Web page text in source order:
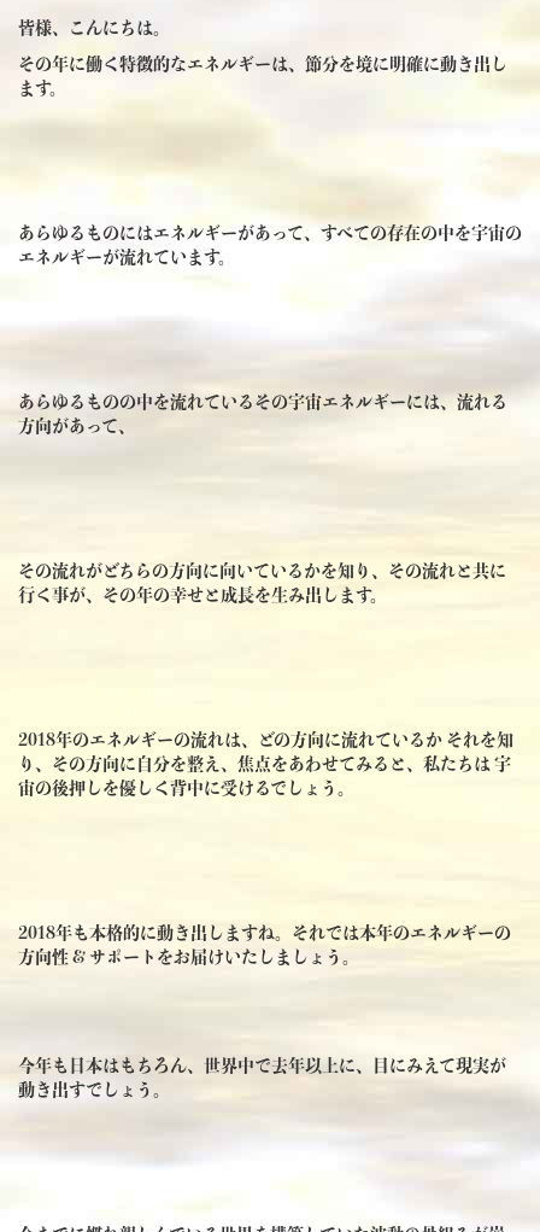
皆様、こんにちは。
その年に働く特徴的なエネルギーは、節分を境に明確に動き出し
ます。
あらゆるものにはエネルギーがあって、すべての存在の中を宇宙の
エネルギーが流れています。
あらゆるものの中を流れているその宇宙エネルギーには、流れる
方向があって、
その流れがどちらの方向に向いているかを知り、その流れと共に
行く事が、その年の幸せと成長を生み出します。
2018年のエネルギーの流れは、どの方向に流れているか それを知
り、その方向に自分を整え、焦点をあわせてみると、私たちは 宇
宙の後押しを優しく背中に受けるでしょう。
2018年も本格的に動き出しますね。それでは本年のエネルギーの
方向性 & サポートをお届けいたしましょう。
今年も日本はもちろん、世界中で去年以上に、目にみえて現実が
動き出すでしょう。